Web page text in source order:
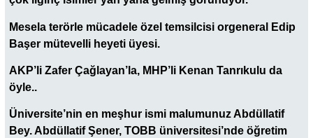
Mesela terörle mücadele özel temsilcisi orgeneral Edip
Başer mütevelli heyeti üyesi.
AKP’li Zafer Çağlayan’la, MHP’li Kenan Tanrıkulu da
öyle..
Üniversite’nin en meşhur ismi malumunuz Abdüllatif
Bey. Abdüllatif Şener, TOBB üniversitesi’nde öğretim